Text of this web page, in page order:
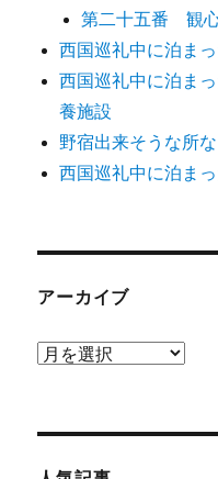
第二十五番 観
西国巡礼中に泊ま
西国巡礼中に泊ま
養施設
野宿出来そうな所
西国巡礼中に泊ま
アーカイブ
ア